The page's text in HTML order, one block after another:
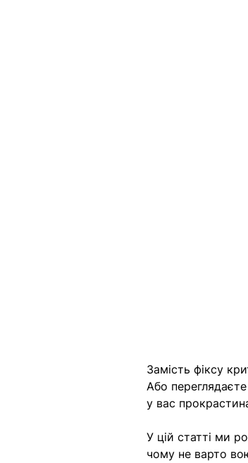
Замість фіксу
Або
у вас
У цій статті ми
чому не варто